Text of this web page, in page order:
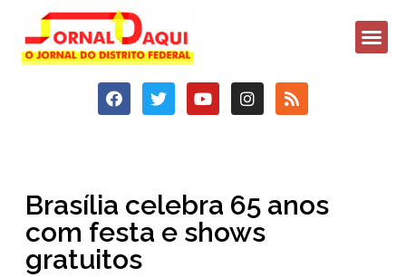
Brasília celebra 65 anos
com festa e shows
gratuitos